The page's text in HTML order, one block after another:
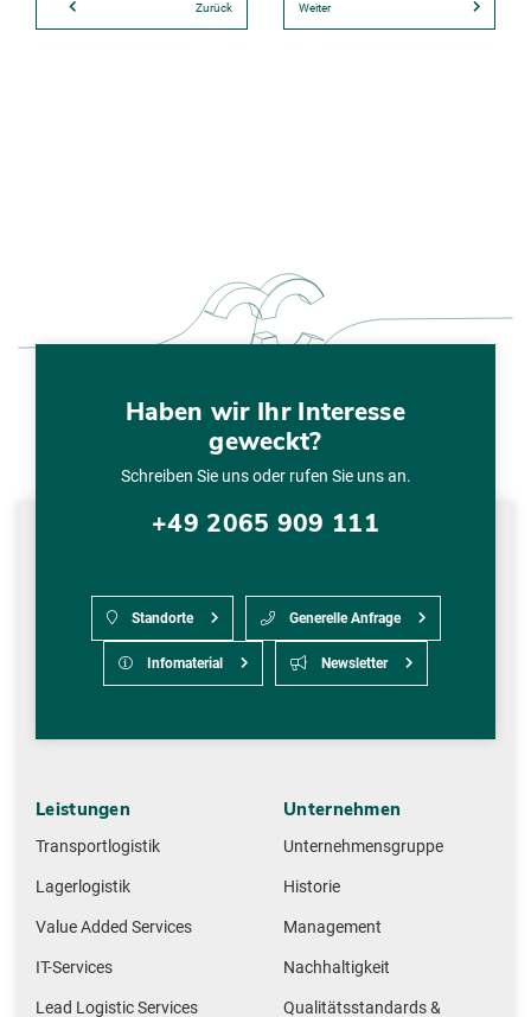
Zurück Weiter
Haben wir Ihr Interesse
geweckt?
Schreiben Sie uns oder rufen Sie uns an.
+49 2065 909 111
Standorte Generelle Anfrage
Infomaterial Newsletter
Leistungen
Transportlogistik
Lagerlogistik
Value Added Services
IT-Services
Lead Logistic Services
Unternehmen
Unternehmensgruppe
Historie
Management
Nachhaltigkeit
Qualitätsstandards &